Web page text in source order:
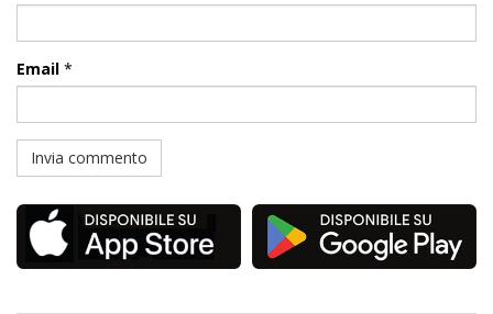
Email *